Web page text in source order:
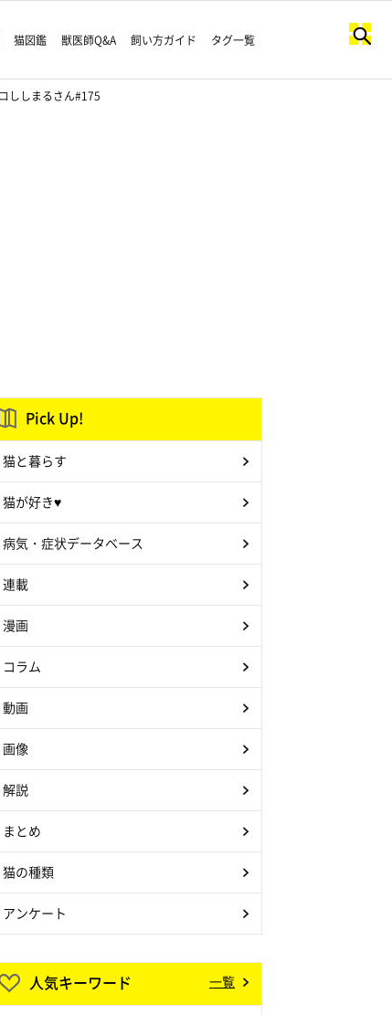
猫図鑑 獣医師Q&A 飼い方ガイド タグ一覧
ししまるさん#175
Pick Up!
猫と暮らす
猫が好き♥
病気・症状データベース
連載
漫画
コラム
動画
画像
解説
まとめ
猫の種類
アンケート
人気キーワード 一覧